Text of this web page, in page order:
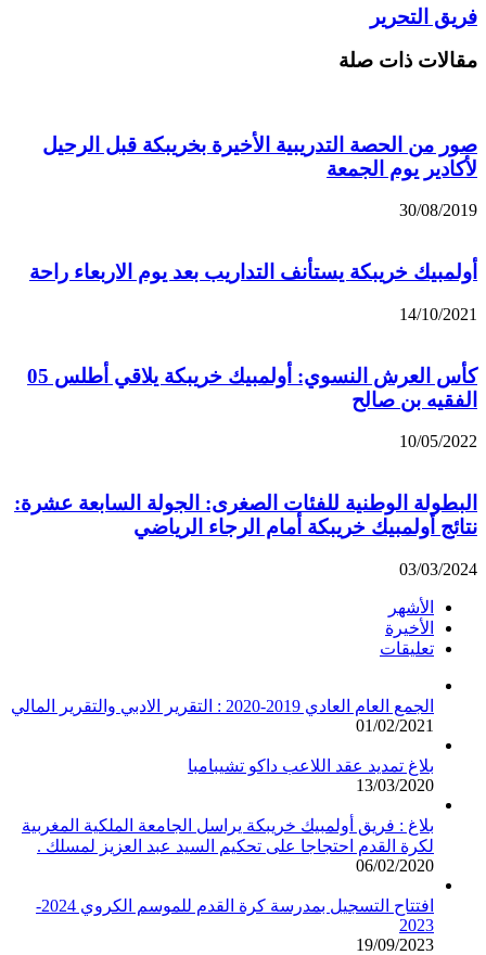
فريق التحرير
مقالات ذات صلة
صور من الحصة التدريبية الأخيرة بخريبكة قبل الرحيل
لأكادير يوم الجمعة
30/08/2019
أولمبيك خريبكة يستأنف التداريب بعد يوم الاربعاء راحة
14/10/2021
كأس العرش النسوي: أولمبيك خريبكة يلاقي أطلس 05
الفقيه بن صالح
10/05/2022
البطولة الوطنية للفئات الصغرى: الجولة السابعة عشرة:
نتائج أولمبيك خريبكة أمام الرجاء الرياضي
03/03/2024
الأشهر
الأخيرة
تعليقات
الجمع العام العادي 2019-2020 : التقرير الادبي والتقرير المالي
01/02/2021
بلاغ تمديد عقد اللاعب داكو تشيبامبا
13/03/2020
بلاغ : فريق أولمبيك خريبكة يراسل الجامعة الملكية المغربية
لكرة القدم احتجاجا على تحكيم السيد عبد العزيز لمسلك .
06/02/2020
افتتاح التسجيل بمدرسة كرة القدم للموسم الكروي 2024-
2023
19/09/2023